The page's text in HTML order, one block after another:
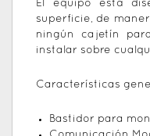
El equipo está
superficie, de
ningún cajetín
instalar sobre
Características
Bastidor para